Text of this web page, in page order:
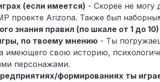
(если имеется) - Скорее не могу
проекте Arizona. Также был
знания правил (по шкале от 1 до 10)
по твоему мнению - Ты
имеющего свою историю,
персонажами.
формированиях ты